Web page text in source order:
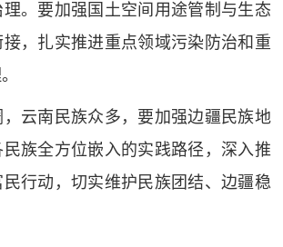
。要加强国土空间用途管制与生态
，扎实推进重点领域污染防治和重
，云南民族众多，要加强边疆民族地
民族全方位嵌入的实践路径，深入推
行动，切实维护民族团结、边疆稳